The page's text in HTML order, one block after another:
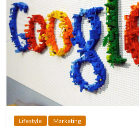
Lifestyle Marketing